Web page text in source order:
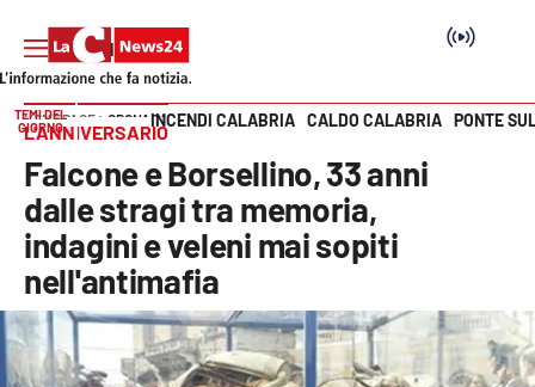
SEZIONI
Cronaca
Politica
Attualità
Vai
TEMI DEL
GIORNO
INCENDI CALABRIA CALDO CALABRIA PONTE
HOME PAGE CRONACA
L’ANNIVERSARIO
Falcone e Borsellino, 33 anni
dalle stragi tra memoria,
indagini e veleni mai sopiti
nell'antimafia